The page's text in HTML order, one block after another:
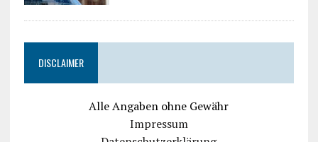
DISCLAIMER
Alle Angaben ohne Gewähr
Impressum